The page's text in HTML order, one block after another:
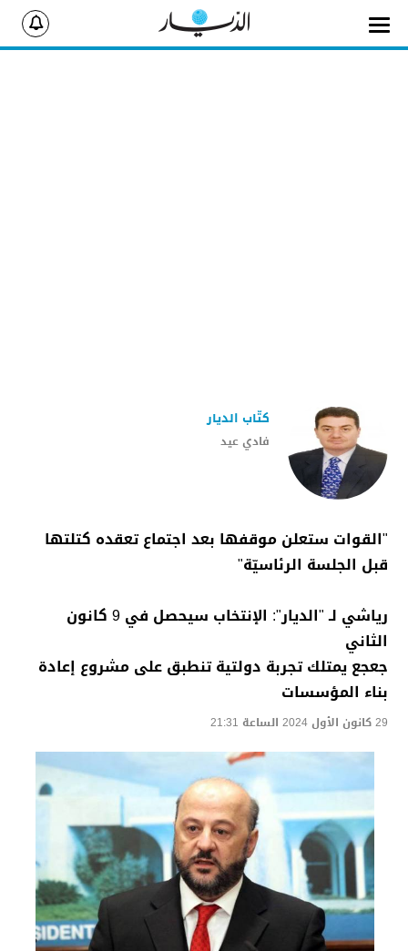
فادي عيد
كتّاب الديار
"القوات ستعلن موقفها بعد اجتماع تعقده كتلتها
قبل الجلسة الرئاسيّة"
رياشي لـ "الديار": الإنتخاب سيحصل في 9 كانون
الثاني
جعجع يمتلك تجربة دولتية تنطبق على مشروع إعادة
بناء المؤسسات
29 كانون الأول 2024 الساعة 21:31